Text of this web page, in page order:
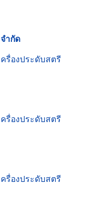
ำกัด
รื่องประดับสตรี
รื่องประดับสตรี
รื่องประดับสตรี